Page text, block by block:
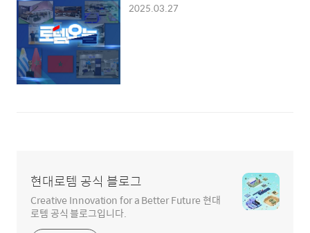
2025.03.27
현대로템 공식 블로그
Creative Innovation for a Better Future 현대
로템 공식 블로그입니다.